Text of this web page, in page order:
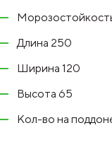
Длина 250
Ширина 120
Высота 65
Кол-во на